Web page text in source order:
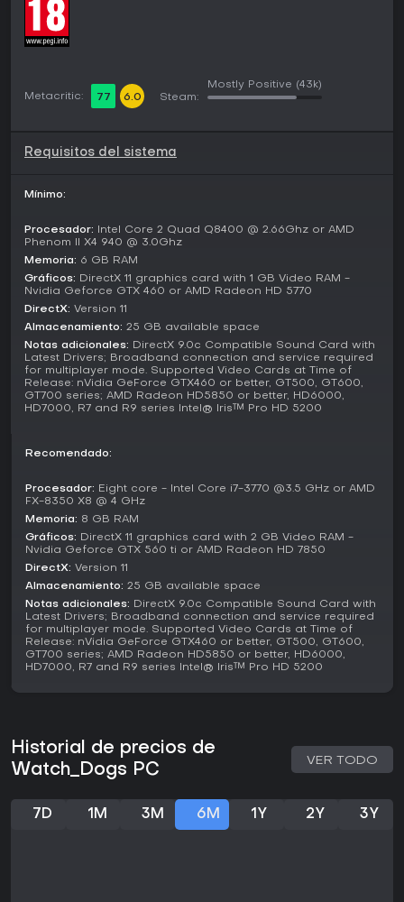
ciudad viva y receptiva a las acciones del jugador.
Modos de juego
Chicago. Las actividades secundarias incluyen retos de
hacking opcionales y coleccionables que amplían la lore y
El multijugador se integra sin interrupciones en el mundo
enfrentamientos, participar en desafíos de descifrado
disrupciones conjuntas en la red de la ciudad, fusionando
¿Merece la pena?
Watch Dogs ha recibido una acogida generalmente
positiva, con puntuaciones de Metacritic alrededor de 77 en
PC, elogiado por sus mecánicas innovadoras de hacking y
diseño del mundo, aunque criticado por problemas
técnicos y profundidad narrativa. Hasta 2026, sigue
disponible sin actualizaciones ni temporadas en curso,
pero su DLC Bad Blood añade misiones extra y novedades
Para fans de la acción y aventura con énfasis en hacking y
gustan los juegos que premian la resolución creativa de
problemas por encima del combate directo. Las reseñas de
jugadores resaltan el divertimento de manipular el entorno,
aunque algunos ven la historia predecible. Si buscas
libertad en mundo abierto con giros tecnológicos, es una
opción recomendable, respaldada por ventas superiores a
10 millones de unidades.
Key Features and Mechanics
Más allá de lo esencial, Watch Dogs apuesta por la
progresión mediante un árbol de habilidades que
desbloquea capacidades avanzadas de hacking, como
Hacking de cámaras de seguridad para vigilancia
Control de transporte público para facilitar huidas
Exploración de un Chicago simulado con clima
Metacritic: 77 6.0 Steam:
Mostly Positive (43k)
Requisitos del sistema
Mínimo:
Procesador: Intel Core 2 Quad Q8400 @ 2.66Ghz or AMD
Phenom II X4 940 @ 3.0Ghz
Memoria: 6 GB RAM
Gráficos: DirectX 11 graphics card with 1 GB Video RAM -
Nvidia Geforce GTX 460 or AMD Radeon HD 5770
DirectX: Version 11
Almacenamiento: 25 GB available space
Notas adicionales: DirectX 9.0c Compatible Sound Card with
Latest Drivers; Broadband connection and service required
for multiplayer mode. Supported Video Cards at Time of
Release: nVidia GeForce GTX460 or better, GT500, GT600,
GT700 series; AMD Radeon HD5850 or better, HD6000,
HD7000, R7 and R9 series Intel® Iris™ Pro HD 5200
Recomendado:
Procesador: Eight core - Intel Core i7-3770 @3.5 GHz or AMD
FX-8350 X8 @ 4 GHz
Memoria: 8 GB RAM
Gráficos: DirectX 11 graphics card with 2 GB Video RAM -
Nvidia Geforce GTX 560 ti or AMD Radeon HD 7850
DirectX: Version 11
Almacenamiento: 25 GB available space
Notas adicionales: DirectX 9.0c Compatible Sound Card with
Latest Drivers; Broadband connection and service required
for multiplayer mode. Supported Video Cards at Time of
Release: nVidia GeForce GTX460 or better, GT500, GT600,
GT700 series; AMD Radeon HD5850 or better, HD6000,
HD7000, R7 and R9 series Intel® Iris™ Pro HD 5200
Historial de precios de
Watch_Dogs PC
VER TODO
7D 1M 3M 6M 1Y 2Y 3Y